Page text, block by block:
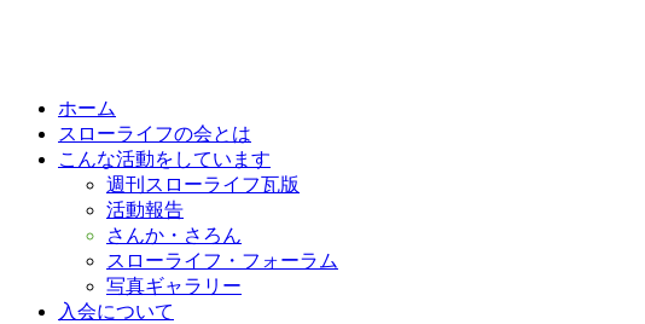
ホーム
スローライフの会とは
こんな活動をしています
週刊スローライフ瓦版
活動報告
さんか・さろん
スローライフ・フォーラム
写真ギャラリー
入会について